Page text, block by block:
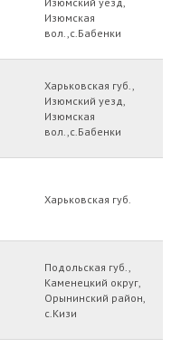
Изюмская
вол.,с.Бабенки
Харьковская губ.,
Изюмский уезд,
Изюмская
вол.,с.Бабенки
Харьковская губ.
Подольская губ.,
Каменецкий округ,
Орынинский район,
с.Кизи